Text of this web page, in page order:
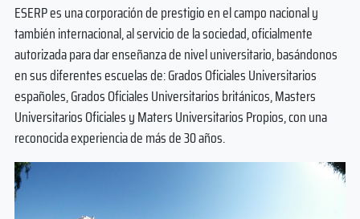
ESERP es una corporación de prestigio en el campo nacional y
también internacional, al servicio de la sociedad, oficialmente
autorizada para dar enseñanza de nivel universitario, basándonos
en sus diferentes escuelas de: Grados Oficiales Universitarios
españoles, Grados Oficiales Universitarios británicos, Masters
Universitarios Oficiales y Maters Universitarios Propios, con una
reconocida experiencia de más de 30 años.